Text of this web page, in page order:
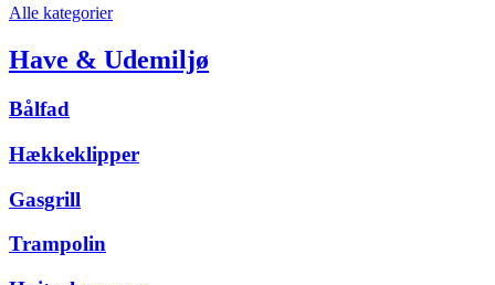
Alle kategorier
Have & Udemiljø
Bålfad
Hækkeklipper
Gasgrill
Trampolin